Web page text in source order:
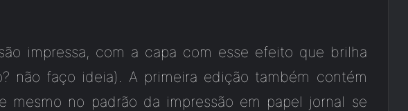
impressa, com a capa com esse efeito que brilha
não faço ideia). A primeira edição também contém
mesmo no padrão da impressão em papel jornal se